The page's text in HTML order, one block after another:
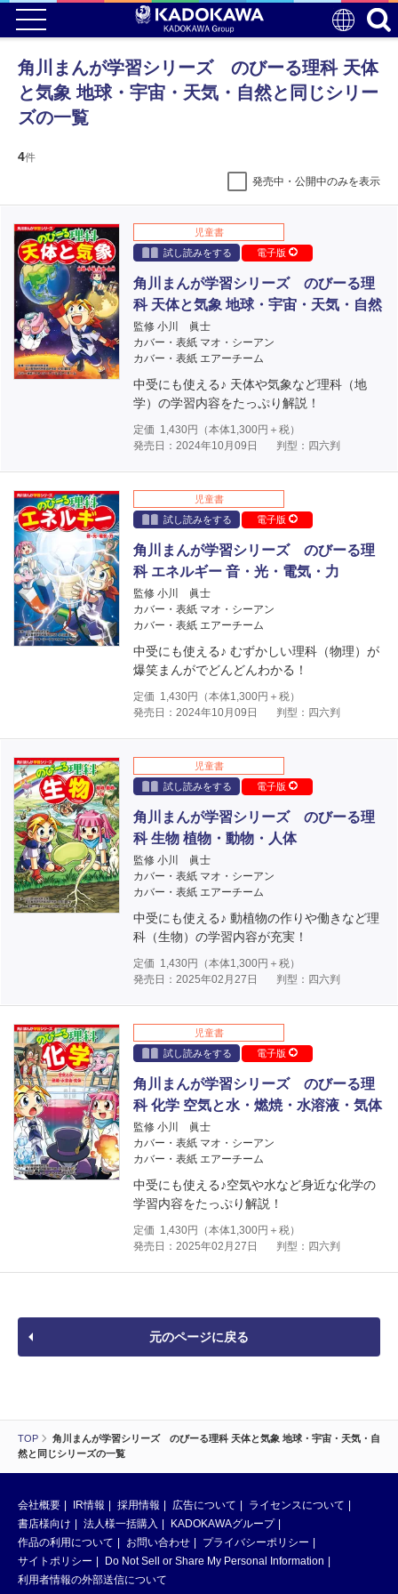
TOP
角川まんが学習シリーズ のびーる理科 天体と気象 地球・宇宙・天気・自
然と同じシリーズの一覧
角川まんが学習シリーズ のびーる理科 天体
と気象 地球・宇宙・天気・自然と同じシリー
ズの一覧
4件
発売中・公開中のみを表示
児童書
試し読みをする
電子版
角川まんが学習シリーズ のびーる理
科 天体と気象 地球・宇宙・天気・自然
監修 小川 眞士
カバー・表紙 マオ・シーアン
カバー・表紙 エアーチーム
中受にも使える♪ 天体や気象など理科（地
学）の学習内容をたっぷり解説！
定価 1,430円（本体1,300円＋税）
発売日：2024年10月09日
判型：四六判
児童書
試し読みをする
電子版
角川まんが学習シリーズ のびーる理
科 エネルギー 音・光・電気・力
監修 小川 眞士
カバー・表紙 マオ・シーアン
カバー・表紙 エアーチーム
中受にも使える♪ むずかしい理科（物理）が
爆笑まんがでどんどんわかる！
定価 1,430円（本体1,300円＋税）
発売日：2024年10月09日
判型：四六判
児童書
試し読みをする
電子版
角川まんが学習シリーズ のびーる理
科 生物 植物・動物・人体
監修 小川 眞士
カバー・表紙 マオ・シーアン
カバー・表紙 エアーチーム
中受にも使える♪ 動植物の作りや働きなど理
科（生物）の学習内容が充実！
定価 1,430円（本体1,300円＋税）
発売日：2025年02月27日
判型：四六判
児童書
試し読みをする
電子版
角川まんが学習シリーズ のびーる理
科 化学 空気と水・燃焼・水溶液・気体
監修 小川 眞士
カバー・表紙 マオ・シーアン
カバー・表紙 エアーチーム
中受にも使える♪空気や水など身近な化学の
学習内容をたっぷり解説！
定価 1,430円（本体1,300円＋税）
発売日：2025年02月27日
判型：四六判
元のページに戻る
会社概要 IR情報 採用情報 広告について
ライセンスについて
書店様向け
法人様一括購入
KADOKAWAグループ
作品の利用について
お問い合わせ
プライバシーポリシー
サイトポリシー
Do Not Sell or Share My Personal Information
利用者情報の外部送信について